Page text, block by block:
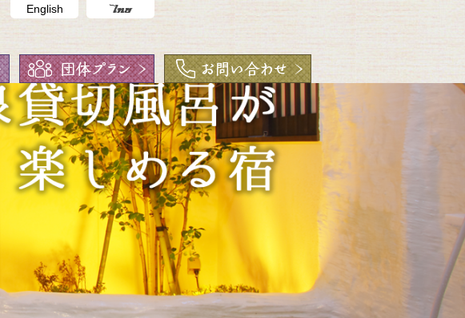
English